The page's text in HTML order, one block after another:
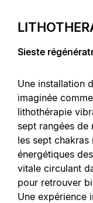
Sieste
Une installation
imaginée
lithothérapie
sept rangées de
les sept chakras
énergétiques
vitale circulant
pour retrouver
Une expérience